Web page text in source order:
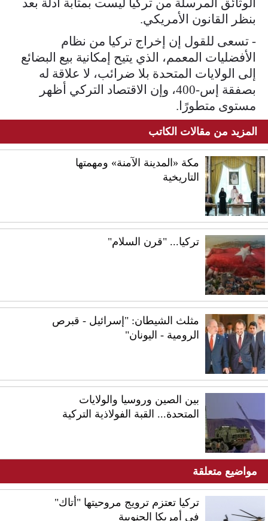
الوثائق المرسلة من تركيا ليست بمثابة أدلة بعد
بنظر القانون الأمريكي.
- تسعى للقول إن إخراج تركيا من نظام
الأفضليات المعمم، الذي يتيح إمكانية بيع البضائع
إلى الولايات المتحدة بلا ضرائب، لا علاقة له
بصفقة إس-400، وإن الاقتصاد التركي أظهر
مستوى متطورًا.
المزيد من مقالات الكاتب
مكة «المدينة الآمنة» ومهمتها
التاريخية
تركيا... "قرن السلام"
مثلث الشيطان: "إسرائيل - قبرص
الرومية - اليونان"
بين الصين وروسيا والولايات
المتحدة... القبة الفولاذية التركية
مواضيع متعلقة
تركيا تعتزم ترويج مروحيتها "أتاك"
في أمريكا الجنوبية